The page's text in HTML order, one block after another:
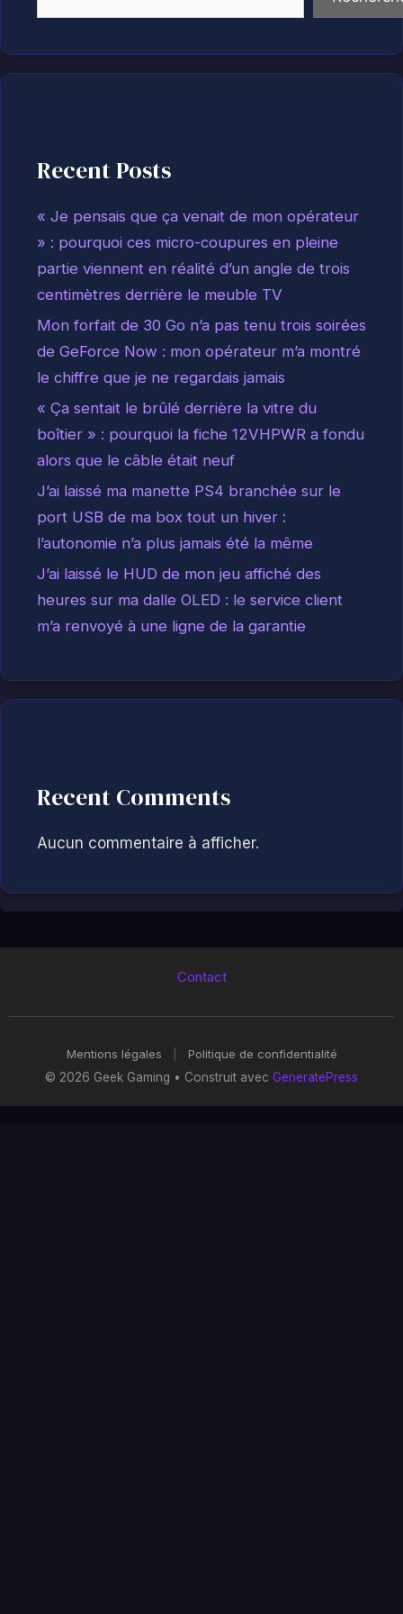
Recent Posts
« Je pensais que ça venait de mon opérateur
» : pourquoi ces micro-coupures en pleine
partie viennent en réalité d’un angle de trois
centimètres derrière le meuble TV
Mon forfait de 30 Go n’a pas tenu trois soirées
de GeForce Now : mon opérateur m’a montré
le chiffre que je ne regardais jamais
« Ça sentait le brûlé derrière la vitre du
boîtier » : pourquoi la fiche 12VHPWR a fondu
alors que le câble était neuf
J’ai laissé ma manette PS4 branchée sur le
port USB de ma box tout un hiver :
l’autonomie n’a plus jamais été la même
J’ai laissé le HUD de mon jeu affiché des
heures sur ma dalle OLED : le service client
m’a renvoyé à une ligne de la garantie
Recent Comments
Aucun commentaire à afficher.
Contact
Mentions légales
Politique de confidentialité
© 2026 Geek Gaming • Construit avec GeneratePress